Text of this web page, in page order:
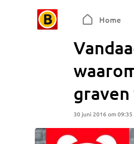
Home
30 juni 2016 om